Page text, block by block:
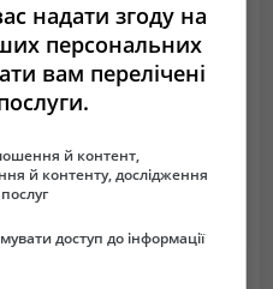
— автоцистерна
надати згоду на
персональних
вам перелічені
й контент,
й контенту, дослідження
доступ до інформації